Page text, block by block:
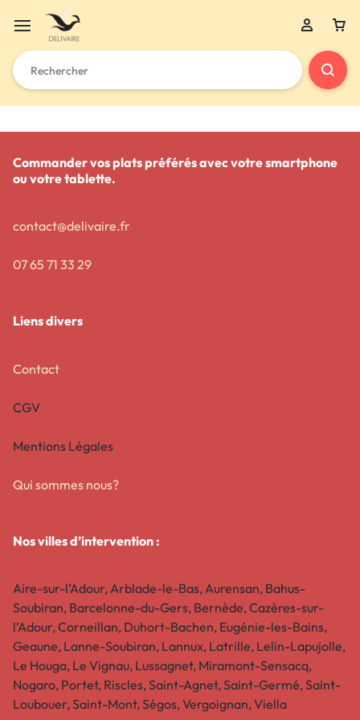
Commander vos plats préférés avec votre smartphone
ou votre tablette.
contact@delivaire.fr
07 65 71 33 29
Liens divers
Contact
CGV
Mentions Légales
Qui sommes nous?
Nos villes d’intervention :
Aire-sur-l’Adour, Arblade-le-Bas, Aurensan, Bahus-
Soubiran, Barcelonne-du-Gers, Bernède, Cazères-sur-
l’Adour, Corneillan, Duhort-Bachen, Eugénie-les-Bains,
Geaune, Lanne-Soubiran, Lannux, Latrille, Lelin-Lapujolle,
Le Houga, Le Vignau, Lussagnet, Miramont-Sensacq,
Nogaro, Portet, Riscles, Saint-Agnet, Saint-Germé, Saint-
Loubouer, Saint-Mont, Ségos, Vergoignan, Viella